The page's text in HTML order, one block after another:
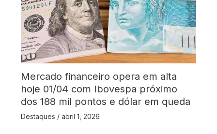
Mercado financeiro opera em alta
hoje 01/04 com Ibovespa próximo
dos 188 mil pontos e dólar em queda
Destaques / abril 1, 2026